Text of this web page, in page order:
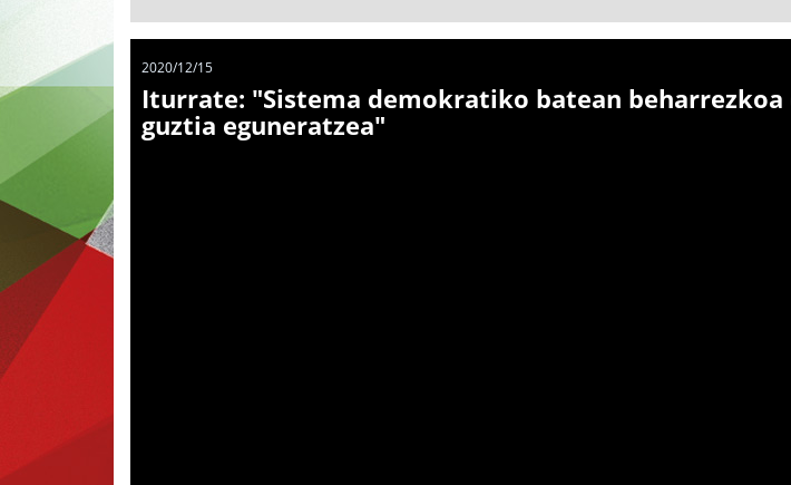
2020/12/15
Iturrate: "Sistema demokratiko batean
guztia eguneratzea"